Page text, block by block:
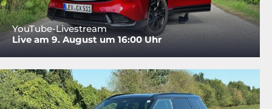
YouTube-Livestream
Live am 9. August um 16:00 Uhr